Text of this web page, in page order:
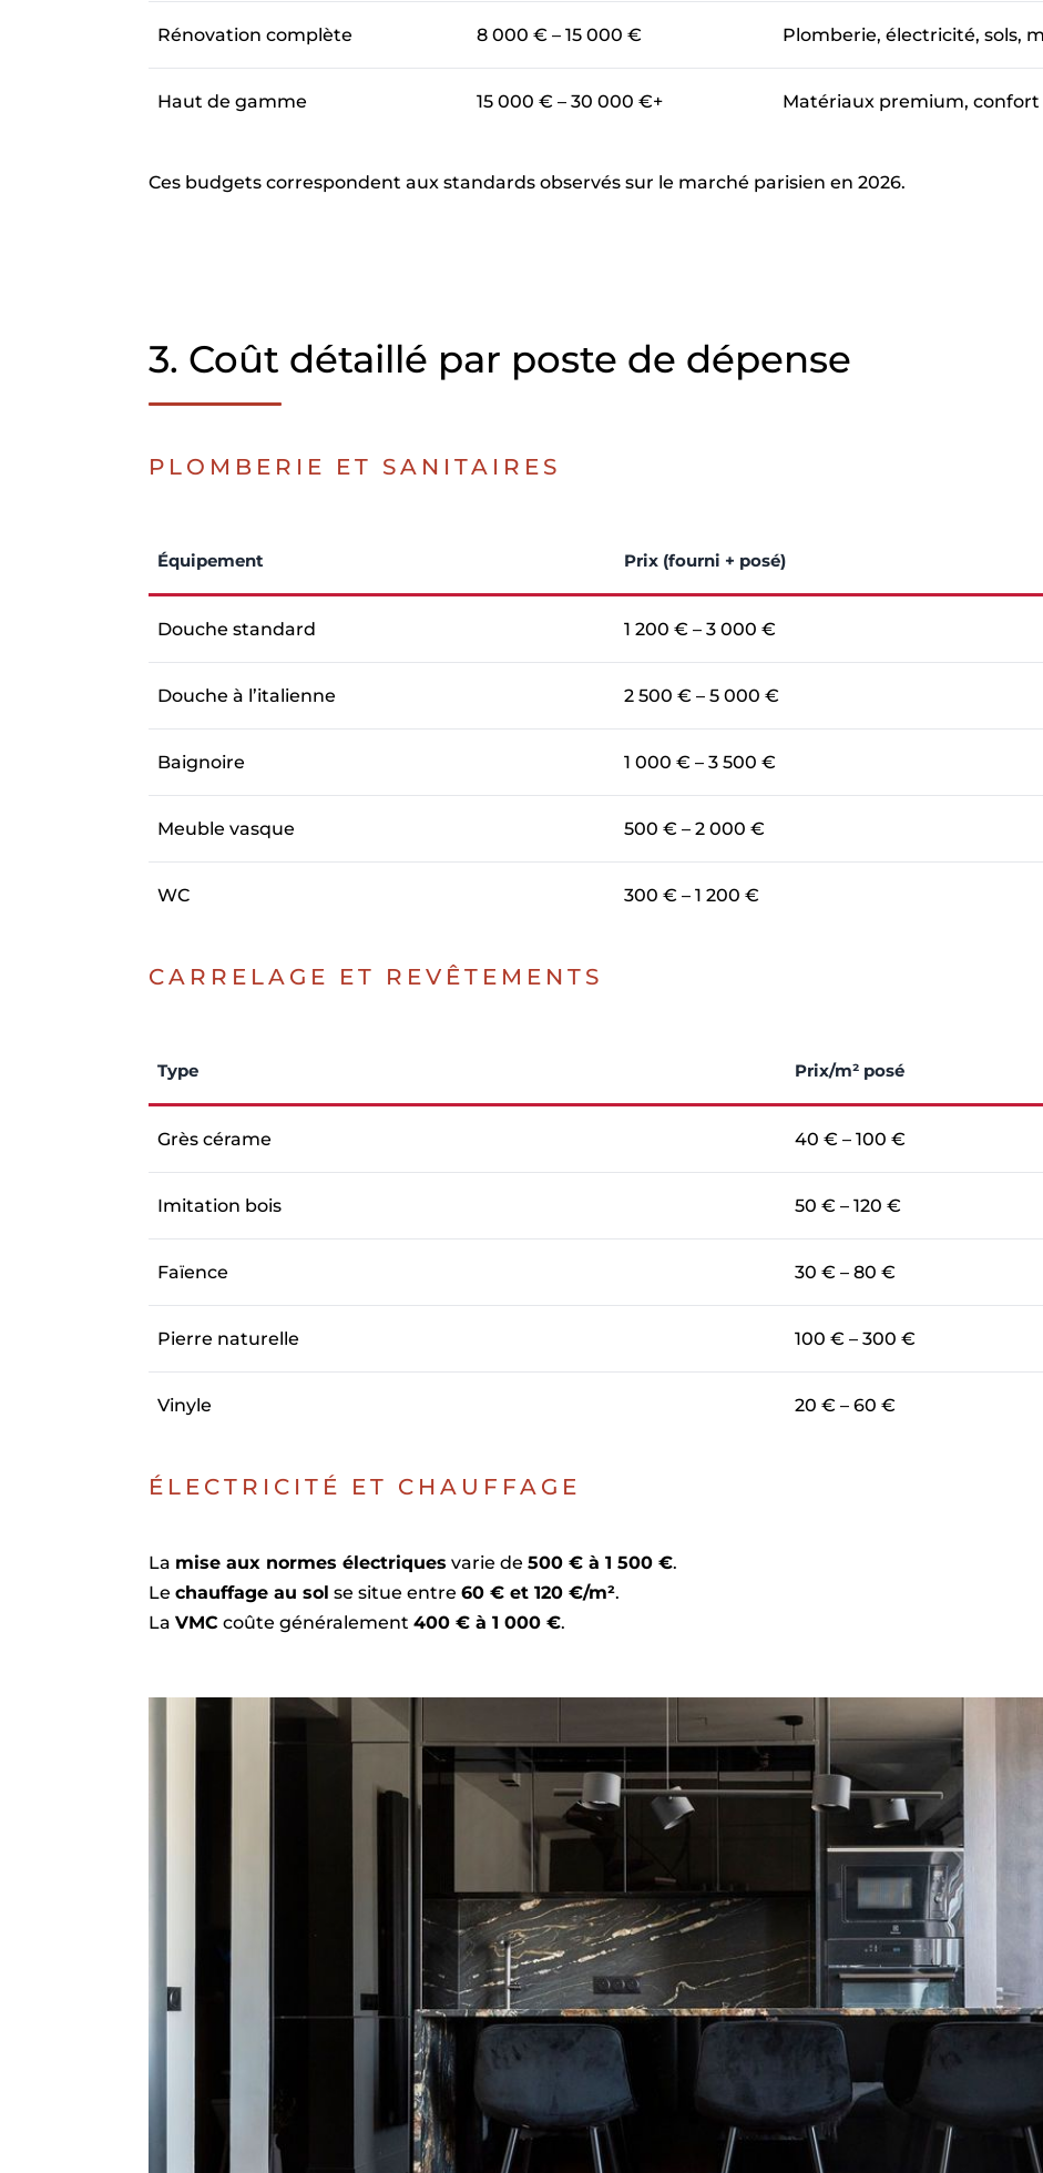
Rénovation complète 8 000 € – 15 000 € Plomberie, électricité, sols,
Haut de gamme 15 000 € – 30 000 €+ Matériaux premium,
Ces budgets correspondent aux standards observés sur le marché parisien en 2026.
3. Coût détaillé par poste de dépense
PLOMBERIE ET SANITAIRES
Équipement Prix (fourni + posé)
Douche standard 1 200 € – 3 000 €
Douche à l’italienne 2 500 € – 5 000 €
Baignoire 1 000 € – 3 500 €
Meuble vasque 500 € – 2 000 €
WC 300 € – 1 200 €
CARRELAGE ET REVÊTEMENTS
Type Prix/m² posé
Grès cérame 40 € – 100 €
Imitation bois 50 € – 120 €
Faïence 30 € – 80 €
Pierre naturelle 100 € – 300 €
Vinyle 20 € – 60 €
ÉLECTRICITÉ ET CHAUFFAGE
La mise aux normes électriques varie de500 € à 1 500 €.
Lechauffage au sol se situe entre60 € et 120 €/m².
LaVMC coûte généralement400 € à 1 000 €.